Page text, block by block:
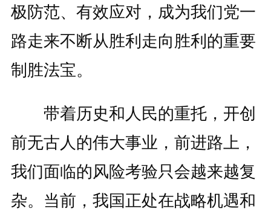
极防范、有效应对，成为我们党一
路走来不断从胜利走向胜利的重要
制胜法宝。
带着历史和人民的重托，开创
前无古人的伟大事业，前进路上，
我们面临的风险考验只会越来越复
杂。当前，我国正处在战略机遇和